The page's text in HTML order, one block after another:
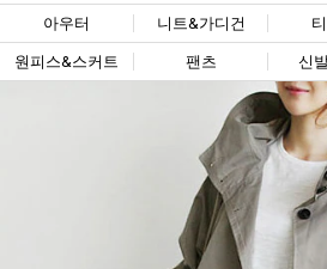
아우터 니트&가디건
원피스&스커트 팬츠 신